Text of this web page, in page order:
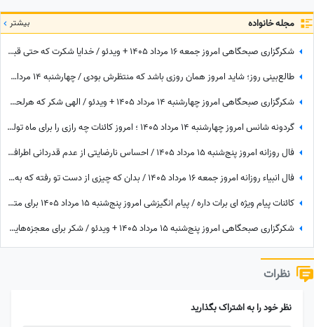
مجله خانواده بیشتر
شکرگزاری صبحگاهی امروز جمعه 16 مرداد 1405 + ویدئو / خدایا شکرت که حتی قبل از رسیدن آرزوهایم، آرامشِ ایمان به اجابت را در دلم قرار دادی
طالع‌بینی روز؛ شاید امروز همان روزی باشد که منتظرش بودی / چهارشنبه 14 مرداد 1405
شکرگزاری صبحگاهی امروز چهارشنبه 14 مرداد 1405 + ویدئو / الهی شکر که هرلحظه هوامو داشتی؛ حتی لحظاتی که خودم خودمو فراموش کرده بودم
گردونه شانس امروز چهارشنبه 14 مرداد 1405 ؛ امروز کائنات چه رازی را برای ماه تولد تو فاش کرده؟
فال روزانه امروز پنج‌شنبه 15 مرداد 1405 / احساس نارضایتی از عدم قدردانی اطرافیان، امری طبیعی است، اما ...
فال انبیاء روزانه امروز جمعه 16 مرداد 1405 / بدان که چیزی از دست تو رفته که به سبب آن غم و اندوه می‌خوری، اما ...
کائنات پیام ویژه ای برات داره / پیام انگیزشی امروز پنج‌شنبه 15 مرداد 1405 برای متولدین فروردین تا اسفند: هرگز، هرگز تسلیم نشو + ویدئو
شکرگزاری صبحگاهی امروز پنج‌شنبه 15 مرداد 1405 + ویدئو / شکر برای معجزه‌هایی که دیدم، برای نعمت‌هایی که هنوز ندیده‌ام، و برای آرزوهایی که همین حالا در مسیر رسیدن به من هستند
نظرات
نظر خود را به اشتراک بگذارید